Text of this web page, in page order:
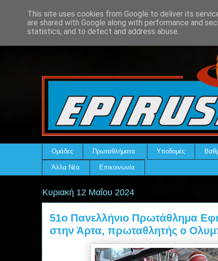
Ομάδες Πρωταθλήματα Υποδομές
Άλλα Νέα Επικοινωνία
Κυριακή 12 Μαΐου 2024
51ο Πανελλήνιο Πρωτάθλημα
στην Άρτα, πρωταθλητής ο
This site uses cookies from Google to deliver its
are shared with Google along with performance and
statistics, and to detect and address abuse.